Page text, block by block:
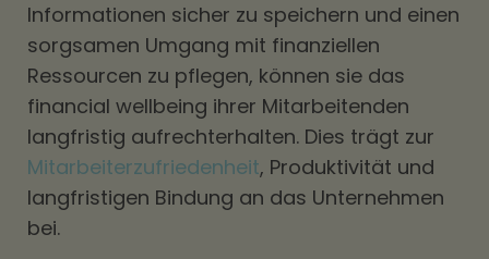
Informationen sicher zu speichern und einen
sorgsamen Umgang mit finanziellen
Ressourcen zu pflegen, können sie das
financial wellbeing ihrer Mitarbeitenden
langfristig aufrechterhalten. Dies trägt zur
Mitarbeiterzufriedenheit, Produktivität und
langfristigen Bindung an das Unternehmen
bei.